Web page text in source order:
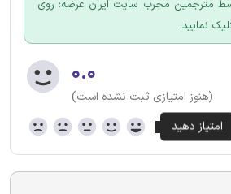
مترجمین مجرب سایت ایران عرضه؛ روی
نمایید.
۰.۰
(هنوز امتیازی ثبت نشده است)